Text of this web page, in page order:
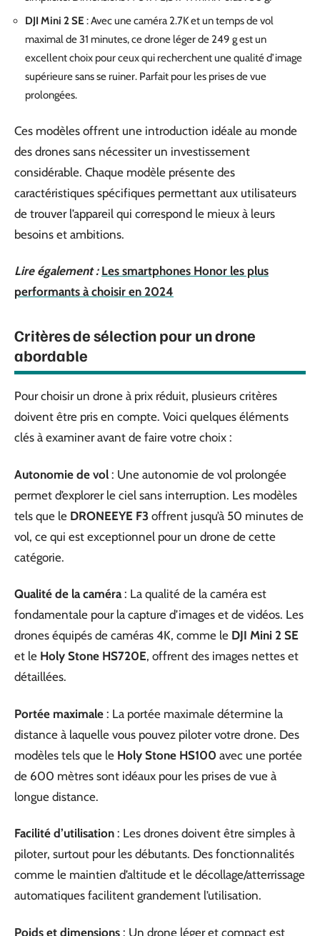
DJI Mini 2 SE : Avec une caméra 2.7K et un temps de vol
maximal de 31 minutes, ce drone léger de 249 g est un
excellent choix pour ceux qui recherchent une qualité d’image
supérieure sans se ruiner. Parfait pour les prises de vue
prolongées.
Ces modèles offrent une introduction idéale au monde
des drones sans nécessiter un investissement
considérable. Chaque modèle présente des
caractéristiques spécifiques permettant aux utilisateurs
de trouver l’appareil qui correspond le mieux à leurs
besoins et ambitions.
Lire également : Les smartphones Honor les plus
performants à choisir en 2024
Critères de sélection pour un drone
abordable
Pour choisir un drone à prix réduit, plusieurs critères
doivent être pris en compte. Voici quelques éléments
clés à examiner avant de faire votre choix :
Autonomie de vol : Une autonomie de vol prolongée
permet d’explorer le ciel sans interruption. Les modèles
tels que le DRONEEYE F3 offrent jusqu’à 50 minutes de
vol, ce qui est exceptionnel pour un drone de cette
catégorie.
Qualité de la caméra: La qualité de la caméra est
fondamentale pour la capture d’images et de vidéos. Les
drones équipés de caméras 4K, comme le DJI Mini 2 SE
et le Holy Stone HS720E, offrent des images nettes et
détaillées.
Portée maximale : La portée maximale détermine la
distance à laquelle vous pouvez piloter votre drone. Des
modèles tels que le Holy Stone HS100 avec une portée
de 600 mètres sont idéaux pour les prises de vue à
longue distance.
Facilité d’utilisation : Les drones doivent être simples à
piloter, surtout pour les débutants. Des fonctionnalités
comme le maintien d’altitude et le décollage/atterrissage
automatiques facilitent grandement l’utilisation.
Poids et dimensions : Un drone léger et compact est